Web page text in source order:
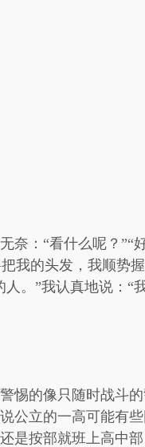
奈：“看什么呢？”“
我的头发，我顺势
。”我认真地说：“
惕的像只随时战斗
公立的一高可能有些
是按部就班上高中